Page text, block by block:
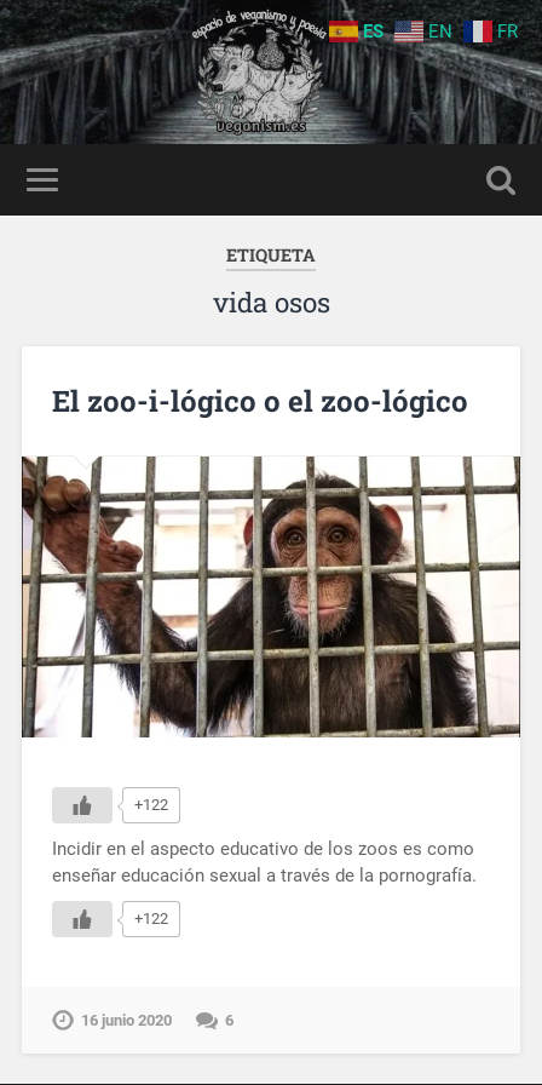
ETIQUETA
vida osos
El zoo-i-lógico o el zoo-lógico
+122
Incidir en el aspecto educativo de los zoos es como
enseñar educación sexual a través de la pornografía.
+122
16 junio 2020 6
ES EN FR